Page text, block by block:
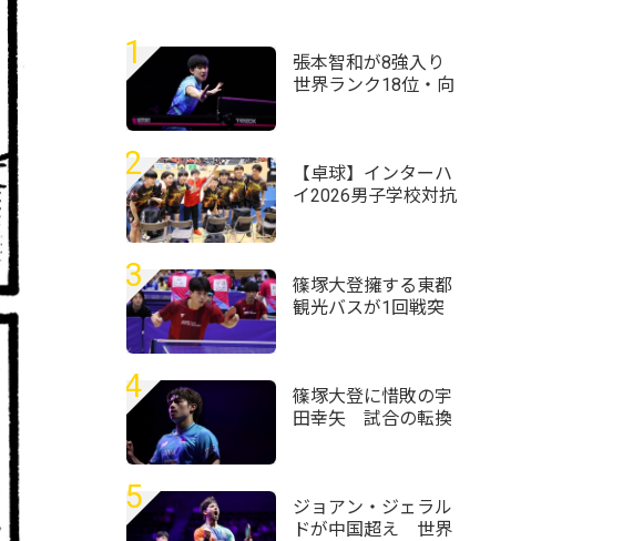
1
張本智和が8強入り
世界ランク18位・向
2
【卓球】インターハ
イ2026男子学校対抗
3
篠塚大登擁する東都
観光バスが1回戦突
団卓球選手権大会＞
4
篠塚大登に惜敗の宇
田幸矢 試合の転換
チャンピオンズ横浜
2026＞
5
ジョアン・ジェラル
ドが中国超え 世界